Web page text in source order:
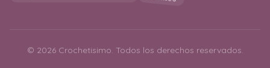
© 2026 Crochetisimo. Todos los derechos reservados.